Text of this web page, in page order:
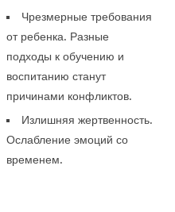
Чрезмерные требования
от ребенка. Разные
подходы к обучению и
воспитанию станут
причинами конфликтов.
Излишняя жертвенность.
Ослабление эмоций со
временем.